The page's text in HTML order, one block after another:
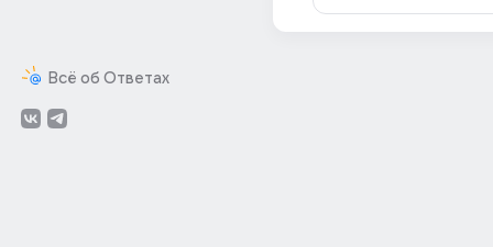
Всё об Ответах